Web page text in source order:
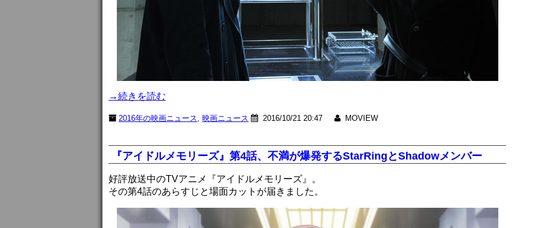
→続きを読む
2016年の映画ニュース 映画ニュース 2016/10/21 20:47 MOVIEW
『アイドルメモリーズ』第4話、不満が爆発するStarRingとShadowメンバー
好評放送中のTVアニメ『アイドルメモリーズ』。
その第4話のあらすじと場面カットが届きました。